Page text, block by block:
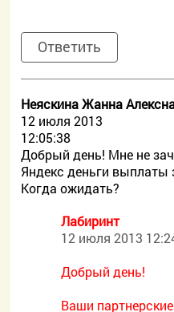
Ответить
Неяскина Жанна
12 июля 2013
12:05:38
Добрый день! Мне не
Яндекс деньги выплаты
Когда ожидать?
Лабиринт
12 июля 2013
Добрый день!
Ваши